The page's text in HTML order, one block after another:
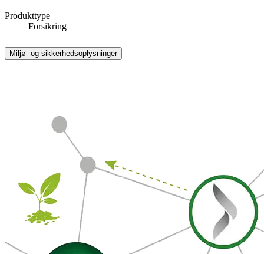
Produkttype
Forsikring
Miljø- og sikkerhedsoplysninger